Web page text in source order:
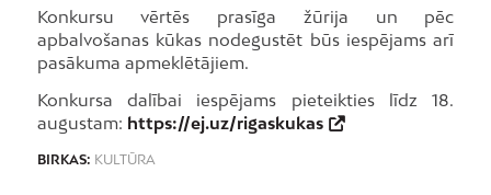
Konkursu vērtēs prasīga žūrija un pēc
apbalvošanas kūkas nodegustēt būs iespējams arī
pasākuma apmeklētājiem.
Konkursa dalībai iespējams pieteikties līdz 18.
augustam: https://ej.uz/rigaskukas
BIRKAS: KULTŪRA